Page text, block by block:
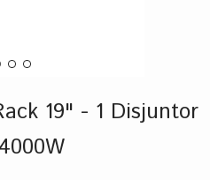
19" - 1 Disjuntor